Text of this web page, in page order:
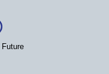
기타 회사의 업무에 방
회할 수 있습니다.